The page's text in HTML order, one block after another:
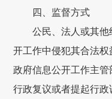
四
、监督方式
公民、法人或其他
开工作中侵犯其合法权
政府信息公开工作主管
行政复议或者提起行政